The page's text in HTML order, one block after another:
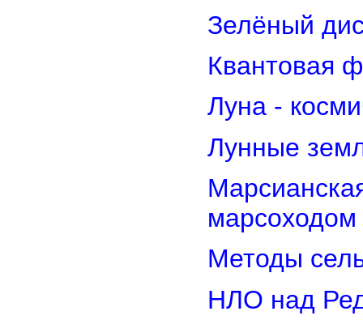
Зелёный
Квантовая
Луна -
Лунные
марсоходом
Методы
НЛО над